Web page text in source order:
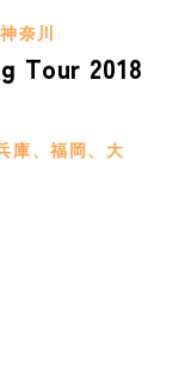
奈川
Tour 2018
庫、福岡、大